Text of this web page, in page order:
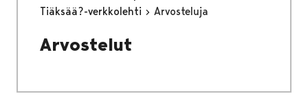
Tiäksää?-verkkolehti
Arvosteluja
Arvostelut